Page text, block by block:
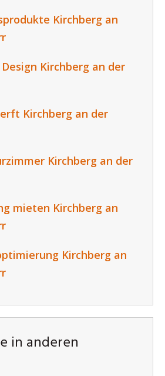
Kirchberg an
Kirchberg an der
Kirchberg an der
Kirchberg an der
mieten Kirchberg an
Kirchberg an
in anderen